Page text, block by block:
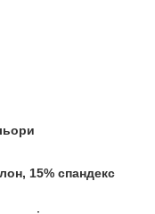
15% спандекс